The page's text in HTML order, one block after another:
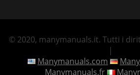
© 2020, manymanuals.it. Tutti i
|
Manymanuals.com
Manymanuals.fr